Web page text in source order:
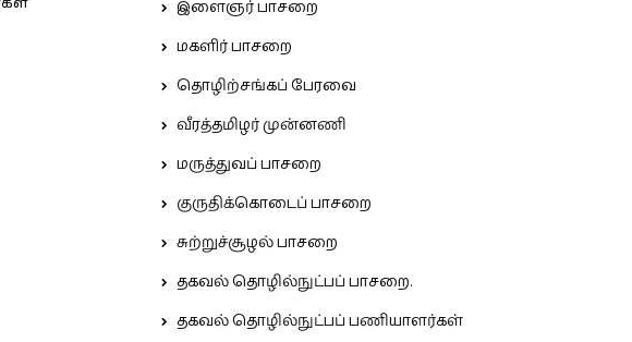
இளைஞர் பாசறை
மகளிர் பாசறை
தொழிற்சங்கப் பேரவை
வீரத்தமிழர் முன்னணி
மருத்துவப் பாசறை
குருதிக்கொடைப் பாசறை
சுற்றுச்சூழல் பாசறை
தகவல் தொழில்நுட்பப் பாசறை.
தகவல் தொழில்நுட்பப் பணியாளர்கள்